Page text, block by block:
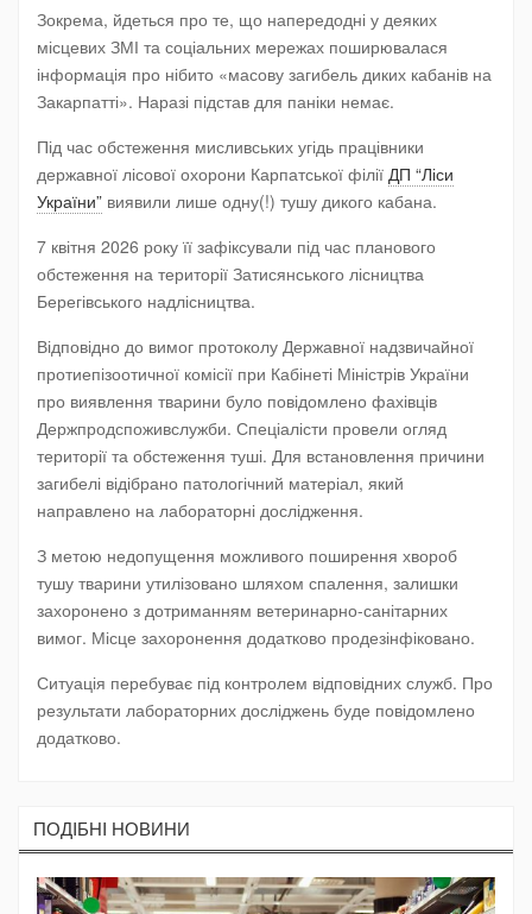
Зокрема, йдеться про те, що напередодні у деяких
місцевих ЗМІ та соціальних мережах поширювалася
інформація про нібито «масову загибель диких кабанів на
Закарпатті». Наразі підстав для паніки немає.
Під час обстеження мисливських угідь працівники
державної лісової охорони Карпатської філії ДП “Ліси
України” виявили лише одну(!) тушу дикого кабана.
7 квітня 2026 року її зафіксували під час планового
обстеження на території Затисянського лісництва
Берегівського надлісництва.
Відповідно до вимог протоколу Державної надзвичайної
протиепізоотичної комісії при Кабінеті Міністрів України
про виявлення тварини було повідомлено фахівців
Держпродспоживслужби. Спеціалісти провели огляд
території та обстеження туші. Для встановлення причини
загибелі відібрано патологічний матеріал, який
направлено на лабораторні дослідження.
З метою недопущення можливого поширення хвороб
тушу тварини утилізовано шляхом спалення, залишки
захоронено з дотриманням ветеринарно-санітарних
вимог. Місце захоронення додатково продезінфіковано.
Ситуація перебуває під контролем відповідних служб. Про
результати лабораторних досліджень буде повідомлено
додатково.
ПОДIБНI НОВИНИ